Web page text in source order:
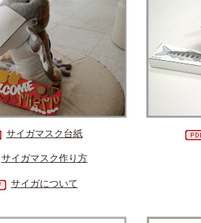
サイガマスク台紙
サイガマスク作り方
サイガについて